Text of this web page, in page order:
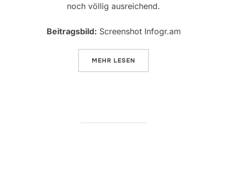
noch völlig ausreichend.
Beitragsbild: Screenshot Infogr.am
MEHR ÜBER „INFOGRAFIKEN MIT
LESEN